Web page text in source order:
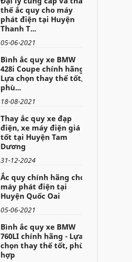
thế ắc quy cho máy
phát điện tại Huyện
Thanh T...
05-06-2021
Bình ắc quy xe BMW
428i Coupe chính hãng -
Lựa chọn thay thế tốt,
phù...
18-08-2021
Thay ắc quy xe đạp
điện, xe máy điện giá
tốt tại Huyện Tam
Dương
31-12-2024
Ắc quy chính hãng cho
máy phát điện tại
Huyện Quốc Oai
05-06-2021
Bình ắc quy xe BMW
760LI chính hãng - Lựa
chọn thay thế tốt, phù
hợp